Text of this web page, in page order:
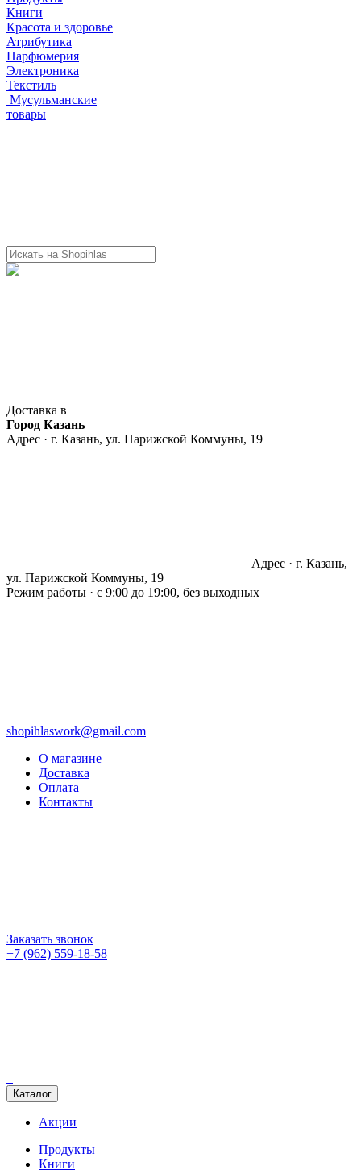
Книги
Красота и здоровье
Атрибутика
Парфюмерия
Электроника
Текстиль
Мусульманские
товары
Доставка в
Город Казань
Адрес · г. Казань, ул. Парижской Коммуны, 19
Адрес · г. Казань,
ул. Парижской Коммуны, 19
Режим работы · с 9:00 до 19:00, без выходных
shopihlaswork@gmail.com
О магазине
Доставка
Оплата
Контакты
Заказать звонок
+7 (962) 559-18-58
Каталог
Акции
Продукты
Книги